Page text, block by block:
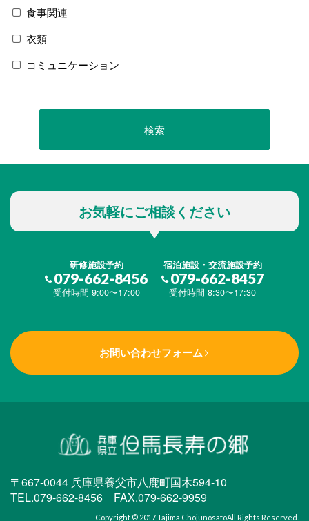
食事関連
衣類
コミュニケーション
お気軽にご相談ください
研修施設予約
079-662-8456
受付時間 9:00〜17:00
宿泊施設・交流施設予約
079-662-8457
受付時間 8:30〜17:30
お問い合わせフォーム
〒667-0044 兵庫県養父市八鹿町国木594-10
TEL.079-662-8456 FAX.079-662-9959
Copyright © 2017Tajima ChojunosatoAll Rights Reserved.